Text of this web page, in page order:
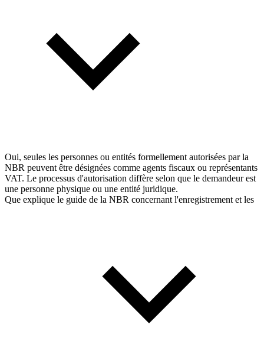
Oui, seules les personnes ou entités formellement autorisées par la
NBR peuvent être désignées comme agents fiscaux ou représentants
VAT. Le processus d'autorisation diffère selon que le demandeur est
une personne physique ou une entité juridique.
Que explique le guide de la NBR concernant l'enregistrement et les